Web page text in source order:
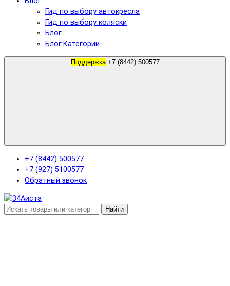
Гид по выбору автокресла
Гид по выбору коляски
Блог
Блог.Категории
Поддержка +7 (8442) 500577
+7 (8442) 500577
+7 (927) 5100577
Обратный звонок
Найти